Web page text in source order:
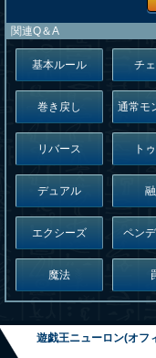
関連Q＆A
基本ルール チ
巻き戻し 通常モ
リバース ト
デュアル
エクシーズ ペン
魔法
遊戯王ニューロン(オフ